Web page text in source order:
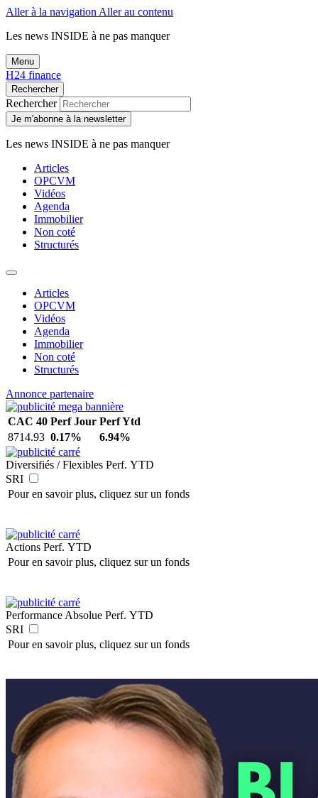
Aller à la navigation Aller au contenu
Les news INSIDE à ne pas manquer
Menu
H24 finance
Rechercher
Rechercher
Je m'abonne à la newsletter
Les news INSIDE à ne pas manquer
Articles
OPCVM
Vidéos
Agenda
Immobilier
Non coté
Structurés
Articles
OPCVM
Vidéos
Agenda
Immobilier
Non coté
Structurés
Annonce partenaire
CAC 40 Perf Jour Perf Ytd
8714.93 0.17% 6.94%
Diversifiés / Flexibles Perf. YTD
SRI
Pour en savoir plus, cliquez sur un fonds
Actions Perf. YTD
Pour en savoir plus, cliquez sur un fonds
Performance Absolue Perf. YTD
SRI
Pour en savoir plus, cliquez sur un fonds